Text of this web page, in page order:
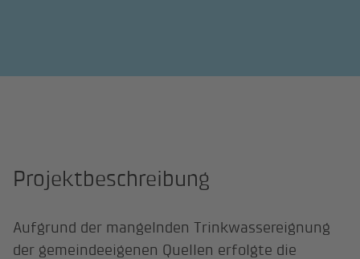
Projektbeschreibung
Aufgrund der mangelnden Trinkwassereignung
der gemeindeeigenen Quellen erfolgte die